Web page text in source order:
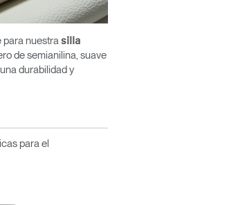
para nuestra silla
de semianilina, suave
durabilidad y
para el